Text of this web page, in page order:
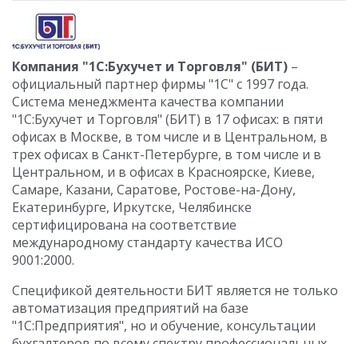
Компания "1С:Бухучет и Торговля" (БИТ) –
официальный партнер фирмы "1С" с 1997 года.
Система менеджмента качества компании
"1С:Бухучет и Торговля" (БИТ) в 17 офисах: в пяти
офисах в Москве, в том числе и в Центральном, в
трех офисах в Санкт-Петербурге, в том числе и в
Центральном, и в офисах в Красноярске, Киеве,
Самаре, Казани, Саратове, Ростове-на-Дону,
Екатеринбурге, Иркутске, Челябинске
сертифицирована на соответствие
международному стандарту качества ИСО
9001:2000.
Спецификой деятельности БИТ является не только
автоматизация предприятий на базе
"1С:Предприятия", но и обучение, консультации